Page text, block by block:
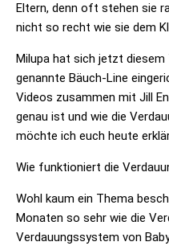
Eltern, denn oft stehen sie
nicht so recht wie sie dem
Milupa hat sich jetzt diesem
genannte Bäuch-Line
Videos zusammen mit Jill
genau ist und wie die
möchte ich euch heute
Wie funktioniert die
Wohl kaum ein Thema
Monaten so sehr wie die
Verdauungssystem von